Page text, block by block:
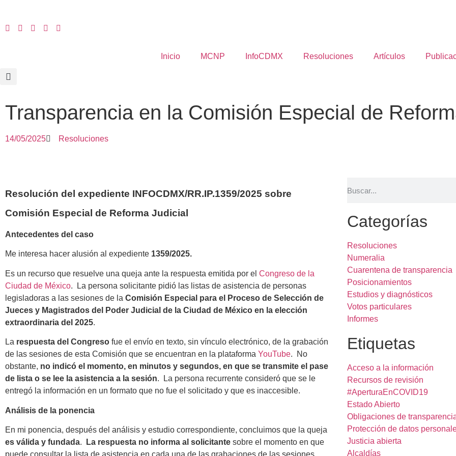
Inicio MCNP InfoCDMX Resoluciones Artículos
Transparencia en la Comisión Especial de
14/05/2025 Resoluciones
Resolución del expediente INFOCDMX/RR.IP.1359/2025 sobre
Comisión Especial de Reforma Judicial
Antecedentes del caso
Me interesa hacer alusión al expediente 1359/2025.
Es un recurso que resuelve una queja ante la respuesta emitida por el Congreso de la
Ciudad de México. La persona solicitante pidió las listas de asistencia de personas
legisladoras a las sesiones de la Comisión Especial para el Proceso de Selección de
Jueces y Magistrados del Poder Judicial de la Ciudad de México en la elección
extraordinaria del 2025.
La respuesta del Congreso fue el envío en texto, sin vínculo electrónico, de la grabación
de las sesiones de esta Comisión que se encuentran en la plataforma YouTube. No
obstante, no indicó el momento, en minutos y segundos, en que se transmite el pase
de lista o se lee la asistencia a la sesión. La persona recurrente consideró que se le
entregó la información en un formato que no fue el solicitado y que es inaccesible.
Análisis de la ponencia
En mi ponencia, después del análisis y estudio correspondiente, concluimos que la queja
es válida y fundada. La respuesta no informa al solicitante sobre el momento en que
puede consultar la lista de asistencia en cada una de las grabaciones de las sesiones.
Categorías
Resoluciones
Numeralia
Cuarentena de transparencia
Posicionamientos
Estudios y diagnósticos
Votos particulares
Informes
Etiquetas
Acceso a la información
Recursos de revisión
#AperturaEnCOVID19
Estado Abierto
Obligaciones de
Protección de datos
Justicia abierta
Alcaldías